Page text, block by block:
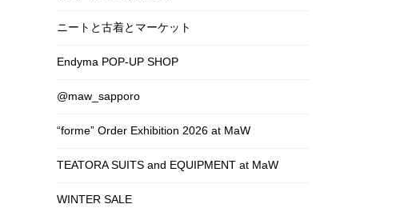
ニートと古着とマーケット
Endyma POP-UP SHOP
@maw_sapporo
“forme” Order Exhibition 2026 at MaW
TEATORA SUITS and EQUIPMENT at MaW
WINTER SALE